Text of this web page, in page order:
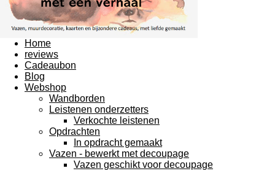
Home
reviews
Cadeaubon
Blog
Webshop
Wandborden
Leistenen onderzetters
Verkochte leistenen
Opdrachten
In opdracht gemaakt
Vazen - bewerkt met decoupage
Vazen geschikt voor decoupage